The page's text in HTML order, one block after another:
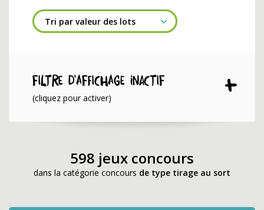
Filtre d'affichage INACTIF
(cliquez pour activer)
598 jeux concours
dans la catégorie concours de type tirage au sort